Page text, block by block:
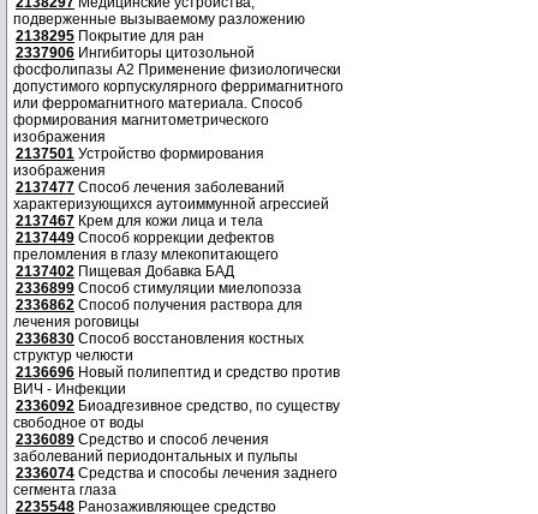
подверженные вызываемому разложению
2138295 Покрытие для ран
2337906 Ингибиторы цитозольной
фосфолипазы А2 Применение физиологически
допустимого корпускулярного ферримагнитного
или ферромагнитного материала. Способ
формирования магнитометрического
изображения
2137501 Устройство формирования
изображения
2137477 Способ лечения заболеваний
характеризующихся аутоиммунной агрессией
2137467 Крем для кожи лица и тела
2137449 Способ коррекции дефектов
преломления в глазу млекопитающего
2137402 Пищевая Добавка БАД
2336899 Способ стимуляции миелопоэза
2336862 Способ получения раствора для
лечения роговицы
2336830 Способ восстановления костных
структур челюсти
2136696 Новый полипептид и средство против
ВИЧ - Инфекции
2336092 Биоадгезивное средство, по существу
свободное от воды
2336089 Средство и способ лечения
заболеваний периодонтальных и пульпы
2336074 Средства и способы лечения заднего
сегмента глаза
2235548 Ранозаживляющее средство